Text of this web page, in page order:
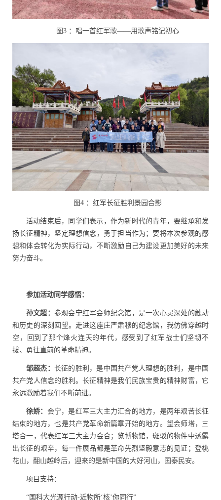
图3 ：唱一首红军歌——用歌声铭记初心
图4 ：红军长征胜利景园合影
活动结束后，同学们表示，作为新时代的青年，要继承和发
扬长征精神，坚定理想信念，勇于担当作为；要将本次参观的感
想和体会转化为实际行动，不断激励自己为建设更加美好的未来
努力奋斗。
参加活动同学感悟：
孙文超： 参观会宁红军会师纪念馆，是一次心灵深处的触动
和历史的深刻回望。走进这座庄严肃穆的纪念馆，我仿佛穿越时
空，回到了那个烽火连天的年代，感受到了红军战士们坚韧不
拔、勇往直前的革命精神。
邹超杰： 长征的胜利，是中国共产党人理想的胜利，是中国
共产党人信念的胜利。长征精神是我们民族宝贵的精神财富，它
永远激励着我们不断前进。
徐娇： 会宁，是红军三大主力汇合的地方，是两年艰苦长征
结束的地方，也是共产党革命新篇章开始的地方。望会师塔，三
塔合一，代表红军三大主力会合；览博物馆，斑驳的物件中透露
出长征的艰辛，每一件展品都是革命先烈坚毅意志的见证；登桃
花山，翻山越岭后，迎来的是新中国的大好河山，国泰民安。
项目支持：
“国科大光源行动-近物所‘核’你同行”